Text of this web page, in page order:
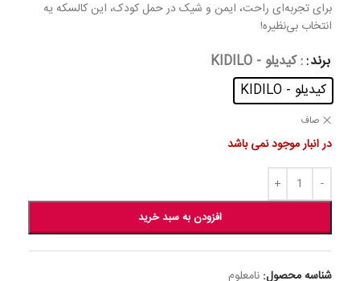
برای تجربه‌ای راحت، ایمن و شیک در حمل کودک، این کالسکه یه
انتخاب بی‌نظیره!
برند : کیدیلو - KIDILO
کیدیلو - KIDILO
صاف
در انبار موجود نمی باشد
افزودن به سبد خرید
شناسه محصول: نامعلوم